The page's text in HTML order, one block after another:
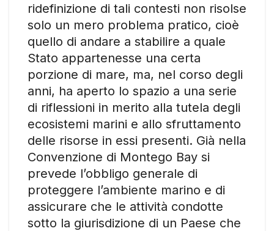
ridefinizione di tali contesti non risolse
solo un mero problema pratico, cioè
quello di andare a stabilire a quale
Stato appartenesse una certa
porzione di mare, ma, nel corso degli
anni, ha aperto lo spazio a una serie
di riflessioni in merito alla tutela degli
ecosistemi marini e allo sfruttamento
delle risorse in essi presenti. Già nella
Convenzione di Montego Bay si
prevede l’obbligo generale di
proteggere l’ambiente marino e di
assicurare che le attività condotte
sotto la giurisdizione di un Paese che